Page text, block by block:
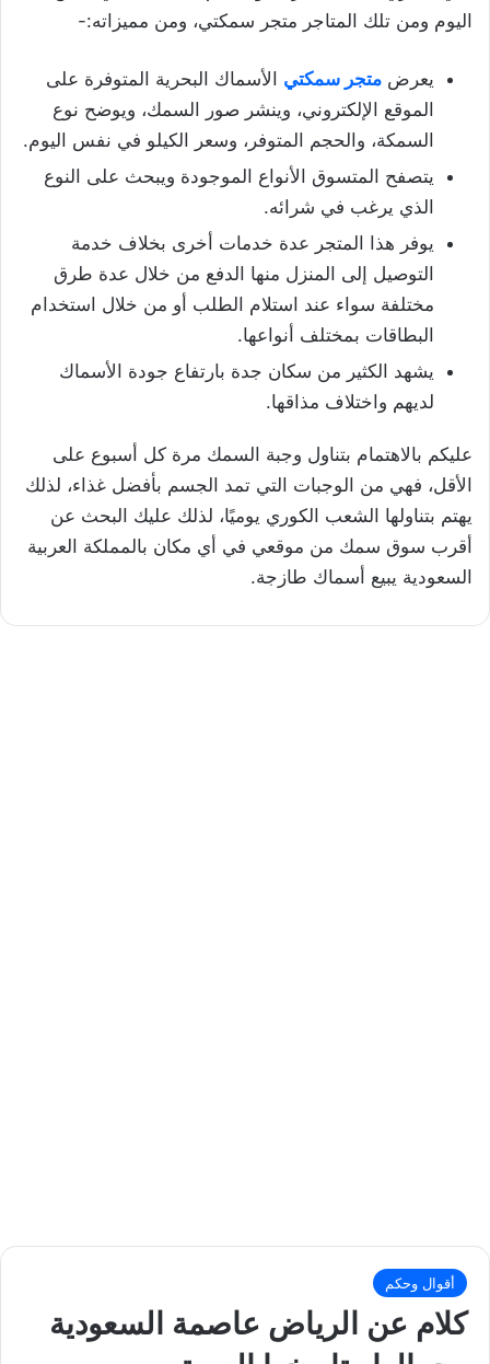
اليوم ومن تلك المتاجر متجر سمكتي، ومن مميزاته:-
يعرض متجر سمكتي الأسماك البحرية المتوفرة على
الموقع الإلكتروني، وينشر صور السمك، ويوضح نوع
السمكة، والحجم المتوفر، وسعر الكيلو في نفس اليوم.
يتصفح المتسوق الأنواع الموجودة ويبحث على النوع
الذي يرغب في شرائه.
يوفر هذا المتجر عدة خدمات أخرى بخلاف خدمة
التوصيل إلى المنزل منها الدفع من خلال عدة طرق
مختلفة سواء عند استلام الطلب أو من خلال استخدام
البطاقات بمختلف أنواعها.
يشهد الكثير من سكان جدة بارتفاع جودة الأسماك
لديهم واختلاف مذاقها.
عليكم بالاهتمام بتناول وجبة السمك مرة كل أسبوع على
الأقل، فهي من الوجبات التي تمد الجسم بأفضل غذاء، لذلك
يهتم بتناولها الشعب الكوري يوميًا، لذلك عليك البحث عن
أقرب سوق سمك من موقعي في أي مكان بالمملكة العربية
السعودية يبيع أسماك طازجة.